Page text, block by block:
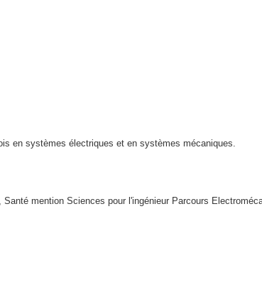
en systèmes électriques et en systèmes mécaniques.
mention Sciences pour l'ingénieur Parcours